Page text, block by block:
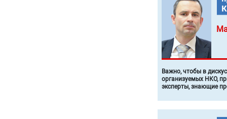
Важно, чтобы в
организуемых НКО,
эксперты, знающие